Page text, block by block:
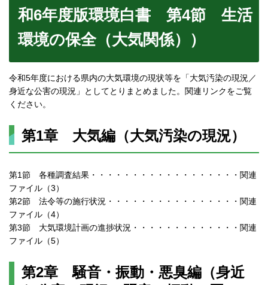
和6年度版環境白書 第4節 生活
環境の保全（大気関係））
令和5年度における県内の大気環境の現状等を「大気汚染の現況／
身近な公害の現況」としてとりまとめました。関連リンクをご覧
ください。
第1章 大気編（大気汚染の現況）
第1節 各種調査結果・・・・・・・・・・・・・・・・・・関連
ファイル（3）
第2節 法令等の施行状況・・・・・・・・・・・・・・・・関連
ファイル（4）
第3節 大気環境計画の進捗状況・・・・・・・・・・・・・関連
ファイル（5）
第2章 騒音・振動・悪臭編（身近